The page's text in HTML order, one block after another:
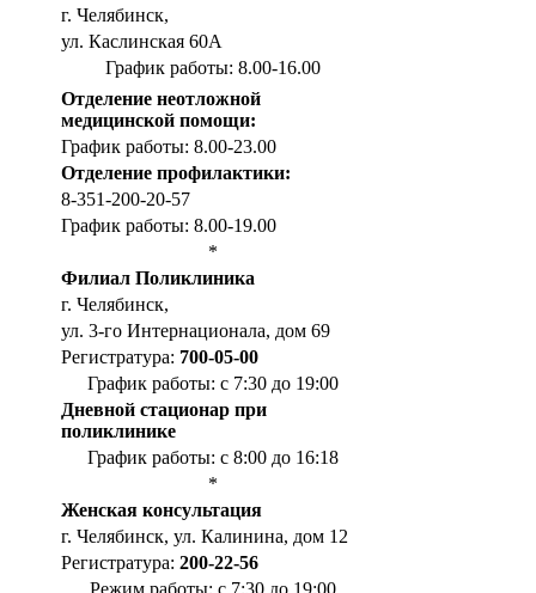
г. Челябинск,
ул. Каслинская 60А
График работы: 8.00-16.00
Отделение неотложной
медицинской помощи:
График работы: 8.00-23.00
Отделение профилактики:
8-351-200-20-57
График работы: 8.00-19.00
*
Филиал Поликлиника
г. Челябинск,
ул. 3-го Интернационала, дом 69
Регистратура: 700-05-00
График работы: с 7:30 до 19:00
Дневной стационар при
поликлинике
График работы: с 8:00 до 16:18
*
Женская консультация
г. Челябинск, ул. Калинина, дом 12
Регистратура: 200-22-56
Режим работы: с 7:30 до 19:00